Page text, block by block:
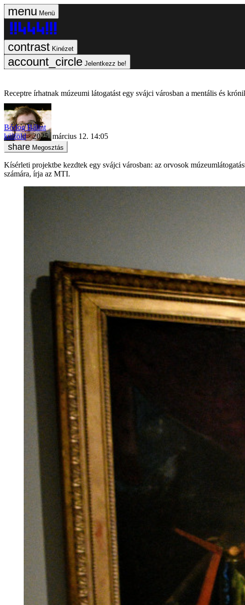
Menü
Kinézet
Jelentkezz be!
Receptre írhatnak múzeumi látogatást egy svájci városban a mentális és
Bódog Bálint
külföld
2025. március 12. 14:05
Megosztás
Kísérleti projektbe kezdtek egy svájci városban: az orvosok
számára, írja az MTI.